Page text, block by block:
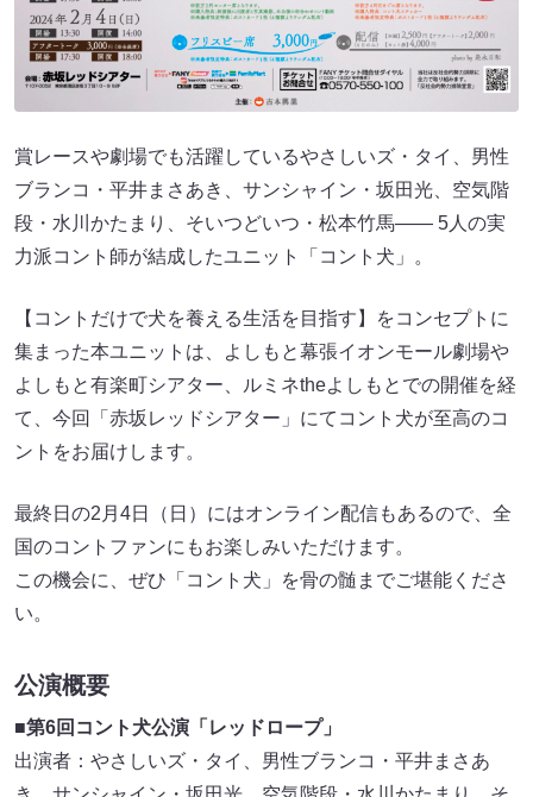
賞レースや劇場でも活躍しているやさしいズ・タイ、男性
ブランコ・平井まさあき、サンシャイン・坂⽥光、空気階
段・⽔川かたまり、そいつどいつ・松本⽵⾺―― 5⼈の実
⼒派コント師が結成したユニット「コント⽝」。
【コントだけで⽝を養える⽣活を⽬指す】をコンセプトに
集まった本ユニットは、よしもと幕張イオンモール劇場や
よしもと有楽町シアター、ルミネtheよしもとでの開催を経
て、今回「⾚坂レッドシアター」にてコント⽝が⾄⾼のコ
ントをお届けします。
最終⽇の2⽉4⽇（⽇）にはオンライン配信もあるので、全
国のコントファンにもお楽しみいただけます。
この機会に、ぜひ「コント⽝」を⾻の髄までご堪能くださ
い。
公演概要
■第6回コント⽝公演「レッドロープ」
出演者：やさしいズ・タイ、男性ブランコ・平井まさあ